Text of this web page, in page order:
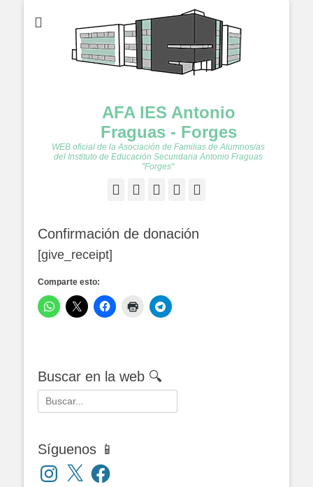
AFA IES Antonio
Fraguas - Forges
WEB oficial de la Asociación de Familias de Alumnos/as
del Instituto de Educación Secundaria Antonio Fraguas
"Forges"
Facebook
Twitter
Feed YouTube
Confirmación de donación
[give_receipt]
Comparte esto:
Buscar en la web 🔍
Buscar:
Síguenos 📱
Instagram
X Facebook